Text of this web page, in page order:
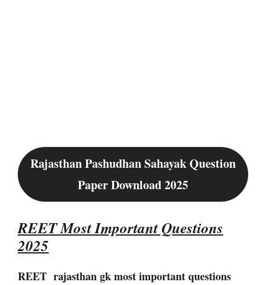
Rajasthan Pashudhan Sahayak Question
Paper Download 2025
REET Most Important Questions
2025
REET rajasthan gk most important questions